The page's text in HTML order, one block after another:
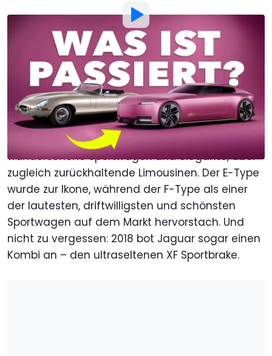
Von : Jeff Glucker
Übersetzt von : Christopher Otto
Veröffentlicht von: Christopher Otto
18. Dez. 2025um 17:56 Uhr
Als bevorzugte Quelle Motor1.com
auf Google hinzufügen
Jaguar ist eine Kultmarke, bekannt für
wunderschöne Sportwagen und elegante, aber
zugleich zurückhaltende Limousinen. Der E-Type
wurde zur Ikone, während der F-Type als einer
der lautesten, driftwilligsten und schönsten
Sportwagen auf dem Markt hervorstach. Und
nicht zu vergessen: 2018 bot Jaguar sogar einen
Kombi an – den ultraseltenen XF Sportbrake.